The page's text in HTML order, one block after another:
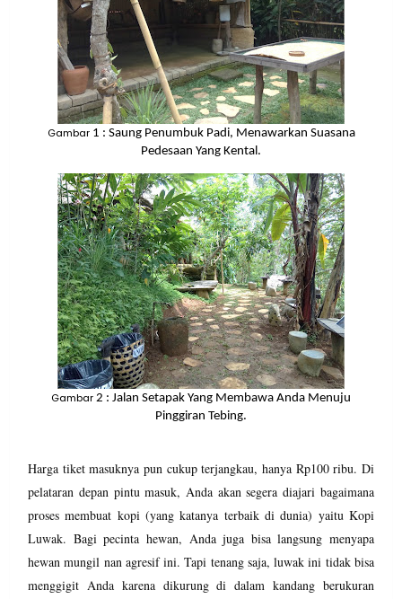
Gambar 1 : Saung Penumbuk Padi, Menawarkan Suasana
Pedesaan Yang Kental.
Gambar 2 : Jalan Setapak Yang Membawa Anda Menuju
Pinggiran Tebing.
Harga tiket masuknya pun cukup terjangkau, hanya Rp100 ribu. Di
pelataran depan pintu masuk, Anda akan segera diajari bagaimana
proses membuat kopi (yang katanya terbaik di dunia) yaitu Kopi
Luwak. Bagi pecinta hewan, Anda juga bisa langsung menyapa
hewan mungil nan agresif ini. Tapi tenang saja, luwak ini tidak bisa
menggigit Anda karena dikurung di dalam kandang berukuran